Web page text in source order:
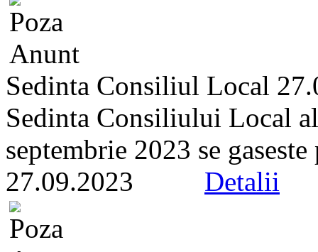
Sedinta Consiliul Local
Sedinta Consiliului Local
septembrie 2023 se
27.09.2023 Detalii